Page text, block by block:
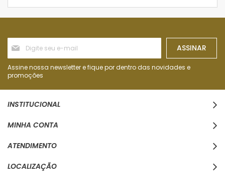
Inscreva-
se
na
nossa
Newsletter:
ASSINAR
Assine nossa newsletter e fique por dentro das novidades e
promoções
INSTITUCIONAL
MINHA CONTA
ATENDIMENTO
LOCALIZAÇÃO